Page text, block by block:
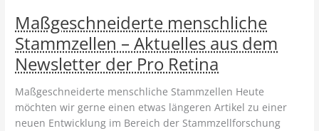
dank
neuartiger
Gentherapie
Maßgeschneiderte menschliche
Stammzellen – Aktuelles aus dem
Newsletter der Pro Retina
Maßgeschneiderte menschliche Stammzellen Heute
möchten wir gerne einen etwas längeren Artikel zu einer
neuen Entwicklung im Bereich der Stammzellforschung